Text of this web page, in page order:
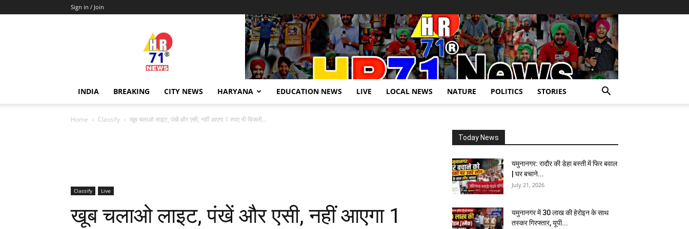
Sign in / Join
Hr71news
INDIA BREAKING CITY NEWS HARYANA EDUCATION NEWS LIVE LOCAL NEWS NATURE POLITICS STORIES
Home Classify खूब चलाओ लाइट, पंखें और एसी, नहीं आएगा 1 रुपए भी बिजली...
Classify Live
खूब चलाओ लाइट, पंखें और एसी, नहीं आएगा 1
Today News
यमुनानगर: रादौर की डेहा बस्ती में फिर बवाल
| घर बचाने...
July 21, 2026
यमुनानगर में 30 लाख की हेरोइन के साथ
तस्कर गिरफ्तार, यूपी...